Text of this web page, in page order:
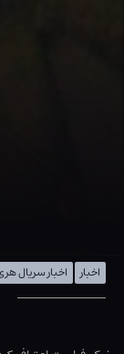
اخبار
اخبار سریال